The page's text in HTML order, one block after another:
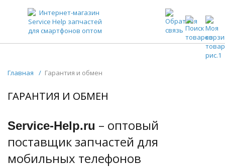
ЗАПЧАСТИ ДЛЯ ТЕЛЕФОНОВ ОПТОМ
Главная / Гарантия и обмен
ГАРАНТИЯ И ОБМЕН
Service-Help.ru – оптовый
поставщик запчастей для
мобильных телефонов